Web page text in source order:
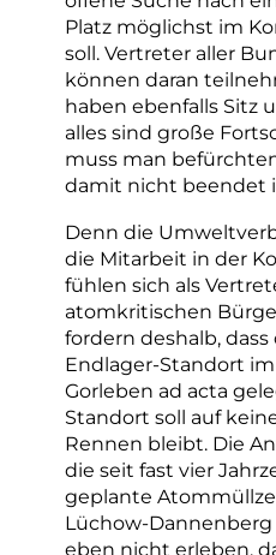
Platz möglichst im
soll. Vertreter aller
können daran
haben ebenfalls Sitz
alles sind große
muss man
damit nicht beendet
Denn die
die Mitarbeit in der
fühlen sich als
atomkritischen
fordern deshalb,
Endlager-Standort
Gorleben ad acta
Standort soll auf
Rennen bleibt. Die
die seit fast vier
geplante
Lüchow-
eben nicht erleben,